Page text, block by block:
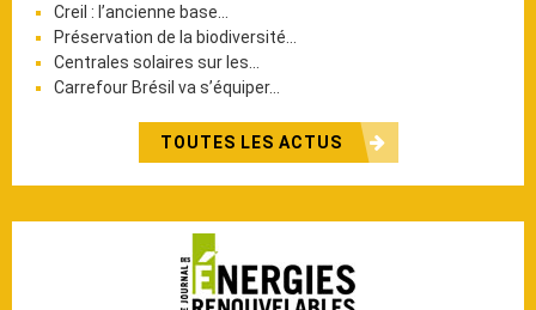
Creil : l’ancienne base…
Préservation de la biodiversité…
Centrales solaires sur les…
Carrefour Brésil va s’équiper…
TOUTES LES ACTUS